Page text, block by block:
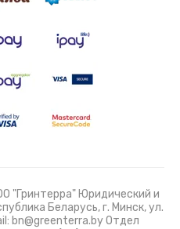
"Гринтерра" Юридический и
Беларусь, г. Минск, ул.
bn@greenterra.by Отдел